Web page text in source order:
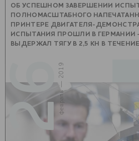
ОБ УСПЕШНОМ ЗАВЕРШЕНИИ
ПОЛНОМАСШТАБНОГО
ПРИНТЕРЕ ДВИГАТЕЛЯ-
ИСПЫТАНИЯ ПРОШЛИ В ГЕРМАНИИ
ВЫДЕРЖАЛ ТЯГУ В 2,5 КН В
26
февраль — 2019